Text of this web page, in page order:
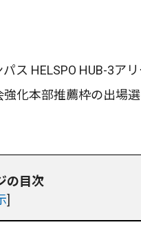
ス HELSPO HUB-3ア
化本部推薦枠の出場
の目次
]